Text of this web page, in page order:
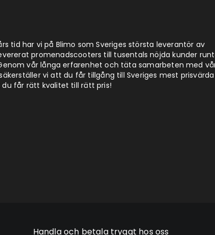
tid har vi på Blimo som Sveriges största leverantör av
promenadscooters till tusentals nöjda kunder
vår långa erfarenhet och täta samarbeten med
vi att du får tillgång till Sveriges mest prisvärda
får rätt kvalitet till rätt pris!
Handla och betala tryggt hos oss